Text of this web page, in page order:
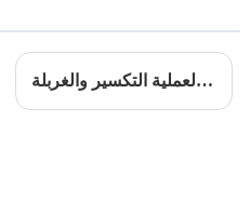
مفاهيم عامة لعملية التكسير والغربلة